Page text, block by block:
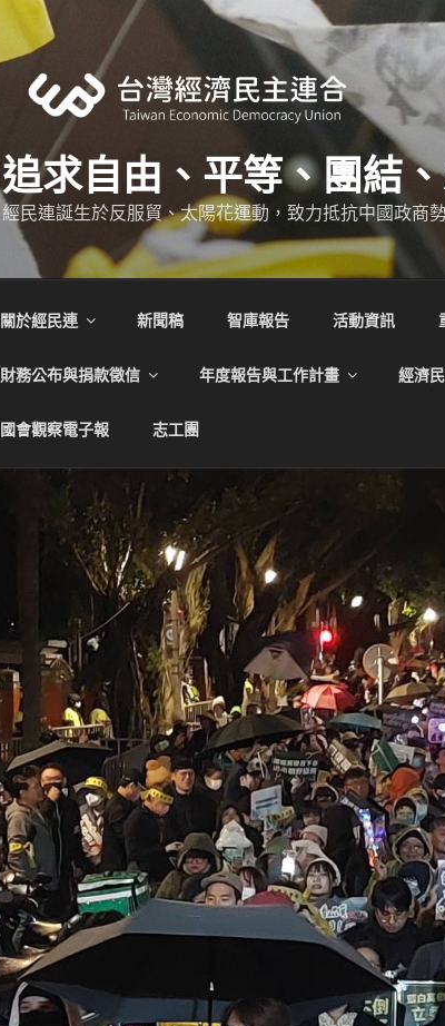
追求自由、平等、團結
經民連誕生於反服貿、太陽花運動，致力抵抗中國政商
關於經民連 新聞稿 智庫報告 活動資訊
財務公布與捐款徵信 年度報告與工作計畫 經濟
國會觀察電子報 志工團